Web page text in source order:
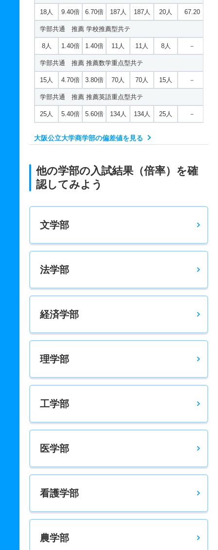
18人 9.40倍 6.70倍 187人 187人 20人 67.20
学部共通 推薦 学校推薦型共テ
8人 1.40倍 1.40倍 11人 11人 8人 －
学部共通 推薦 推薦数学重点型共テ
15人 4.70倍 3.80倍 70人 70人 15人 －
学部共通 推薦 推薦英語重点型共テ
25人 5.40倍 5.60倍 134人 134人 25人 －
大阪公立大学商学部の偏差値を見る
他の学部の入試結果（倍率）を確
認してみよう
文学部
法学部
経済学部
理学部
工学部
医学部
看護学部
農学部